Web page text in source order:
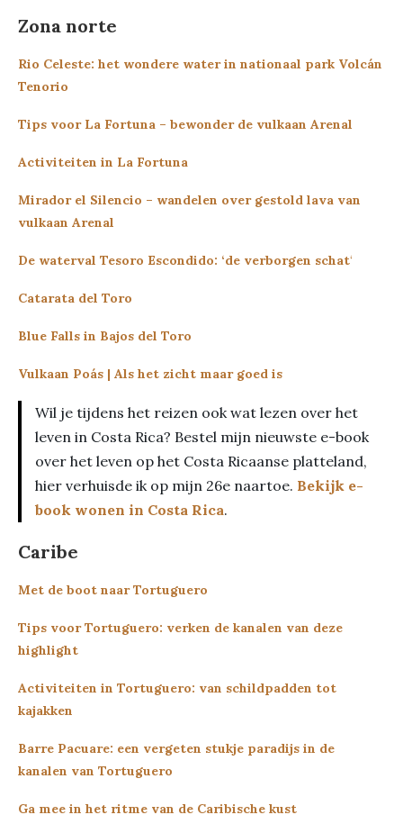
Zona norte
Rio Celeste: het wondere water in nationaal park Volcán
Tenorio
Tips voor La Fortuna – bewonder de vulkaan Arenal
Activiteiten in La Fortuna
Mirador el Silencio – wandelen over gestold lava van
vulkaan Arenal
De waterval Tesoro Escondido: ‘de verborgen schat‘
Catarata del Toro
Blue Falls in Bajos del Toro
Vulkaan Poás | Als het zicht maar goed is
Wil je tijdens het reizen ook wat lezen over het
leven in Costa Rica? Bestel mijn nieuwste e-book
over het leven op het Costa Ricaanse platteland,
hier verhuisde ik op mijn 26e naartoe. Bekijk e-
book wonen in Costa Rica.
Caribe
Met de boot naar Tortuguero
Tips voor Tortuguero: verken de kanalen van deze
highlight
Activiteiten in Tortuguero: van schildpadden tot
kajakken
Barre Pacuare: een vergeten stukje paradijs in de
kanalen van Tortuguero
Ga mee in het ritme van de Caribische kust